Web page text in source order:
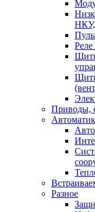
Приводы,
Разное